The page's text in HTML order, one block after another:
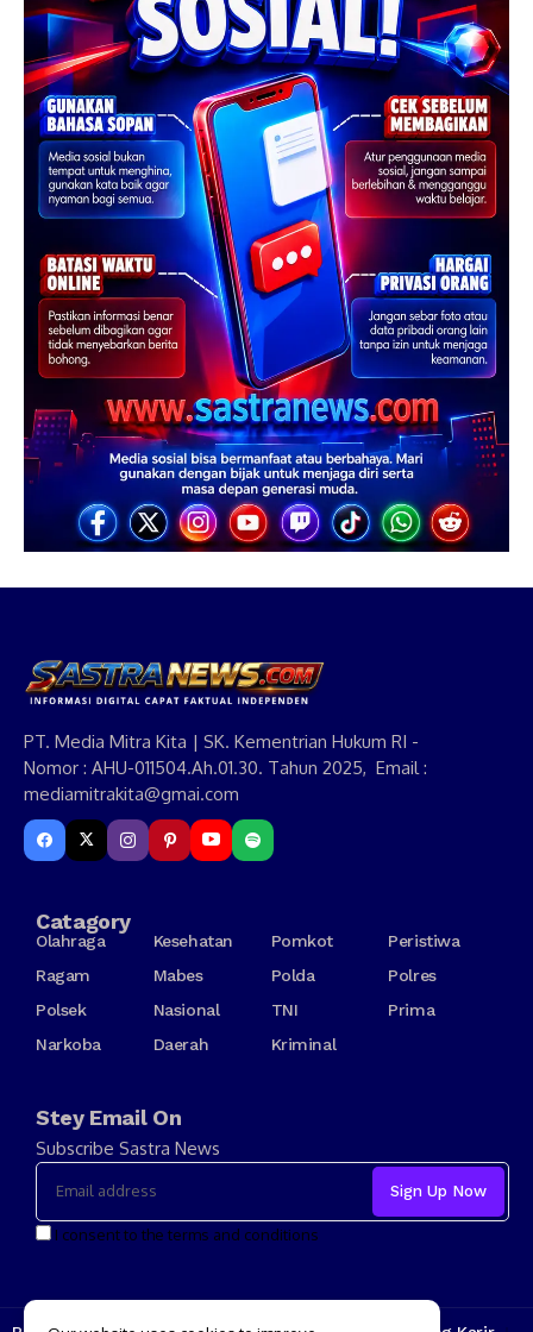
PT. Media Mitra Kita | SK. Kementrian Hukum RI -
Nomor : AHU-011504.Ah.01.30. Tahun 2025, Email :
mediamitrakita@gmai.com
Catagory
Olahraga Kesehatan Pomkot
Peristiwa
Ragam
Mabes Polda
Polres
Polsek
Nasional TNI
Prima
Narkoba
Daerah Kriminal
Stey Email On
Subscribe Sastra News
I consent to the terms and conditions